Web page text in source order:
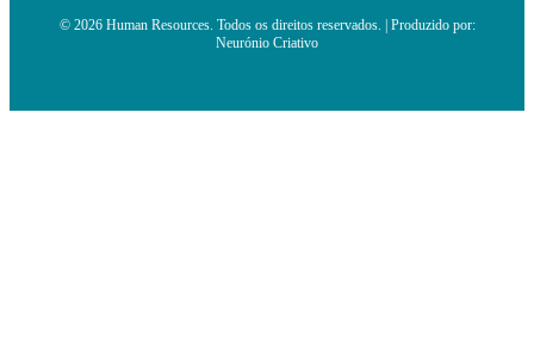
© 2026 Human Resources. Todos os direitos reservados. | Produzido por:
Neurónio Criativo